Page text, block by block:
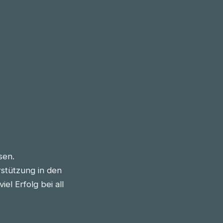
in den
Erfolg bei all